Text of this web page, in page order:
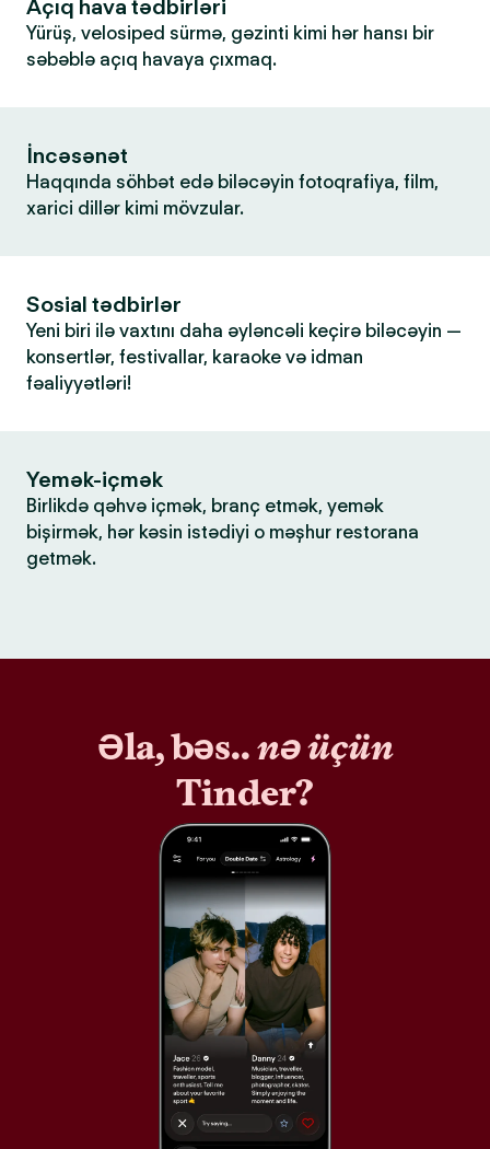
Açıq hava tədbirləri
Yürüş, velosiped sürmə, gəzinti kimi hər hansı bir
səbəblə açıq havaya çıxmaq.
İncəsənət
Haqqında söhbət edə biləcəyin fotoqrafiya, film,
xarici dillər kimi mövzular.
Sosial tədbirlər
Yeni biri ilə vaxtını daha əyləncəli keçirə biləcəyin —
konsertlər, festivallar, karaoke və idman
fəaliyyətləri!
Yemək-içmək
Birlikdə qəhvə içmək, branç etmək, yemək
bişirmək, hər kəsin istədiyi o məşhur restorana
getmək.
Əla, bəs..nə üçün
Tinder?